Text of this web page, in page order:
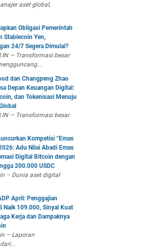
aset global,
Obligasi Pemerintah
Stablecoin Yen,
24/7 Segera Dimulai?
— Transformasi besar
dan Changpeng Zhao
Depan Keuangan Digital:
dan Tokenisasi Menuju
— Transformasi besar
Kompetisi “Emas
Adu Nilai Abadi Emas
Digital Bitcoin dengan
200.000 USDC
– Dunia aset digital
April: Penggajian
Naik 109.000, Sinyal Kuat
Kerja dan Dampaknya
– Laporan